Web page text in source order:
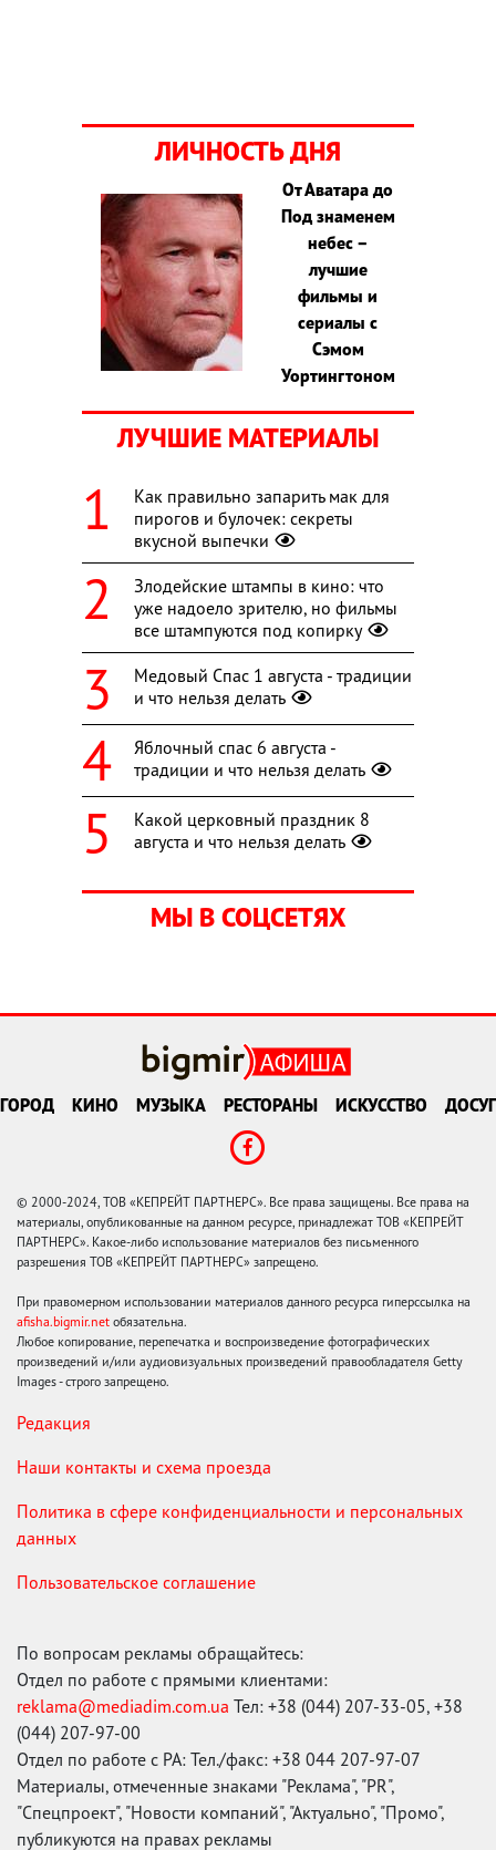
ЛИЧНОСТЬ ДНЯ
От Аватара до
Под знаменем
небес –
лучшие
фильмы и
сериалы с
Сэмом
Уортингтоном
ЛУЧШИЕ МАТЕРИАЛЫ
Как правильно запарить мак для
пирогов и булочек: секреты
вкусной выпечки
Злодейские штампы в кино: что
уже надоело зрителю, но фильмы
все штампуются под копирку
Медовый Спас 1 августа - традиции
и что нельзя делать
Яблочный спас 6 августа -
традиции и что нельзя делать
Какой церковный праздник 8
августа и что нельзя делать
МЫ В СОЦСЕТЯХ
ГОРОД КИНО МУЗЫКА РЕСТОРАНЫ ИСКУССТВО ДОСУГ
© 2000-2024, ТОВ «КЕПРЕЙТ ПАРТНЕРС». Все права защищены. Все права на
материалы, опубликованные на данном ресурсе, принадлежат ТОВ «КЕПРЕЙТ
ПАРТНЕРС». Какое-либо использование материалов без письменного
разрешения ТОВ «КЕПРЕЙТ ПАРТНЕРС» запрещено.
При правомерном использовании материалов данного ресурса гиперссылка на
afisha.bigmir.net обязательна.
Любое копирование, перепечатка и воспроизведение фотографических
произведений и/или аудиовизуальных произведений правообладателя Getty
Images - строго запрещено.
Редакция
Наши контакты и схема проезда
Политика в сфере конфиденциальности и персональных
данных
Пользовательское соглашение
По вопросам рекламы обращайтесь:
Отдел по работе с прямыми клиентами:
reklama@mediadim.com.ua Тел: +38 (044) 207-33-05, +38
(044) 207-97-00
Отдел по работе с РА: Тел./факс: +38 044 207-97-07
Материалы, отмеченные знаками "Реклама", "PR",
"Спецпроект", "Новости компаний", "Актуально", "Промо",
публикуются на правах рекламы